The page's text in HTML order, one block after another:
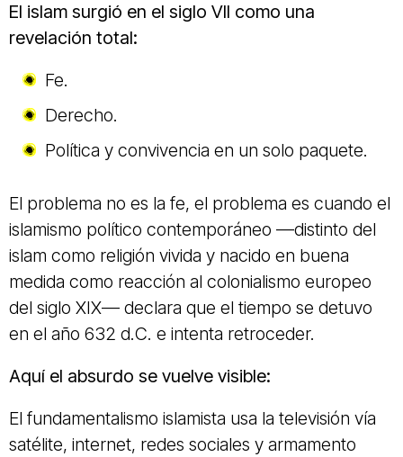
El islam surgió en el siglo VII como una
revelación total:
Fe.
Derecho.
Política y convivencia en un solo paquete.
El problema no es la fe, el problema es cuando el
islamismo político contemporáneo —distinto del
islam como religión vivida y nacido en buena
medida como reacción al colonialismo europeo
del siglo XIX— declara que el tiempo se detuvo
en el año 632 d.C. e intenta retroceder.
Aquí el absurdo se vuelve visible:
El fundamentalismo islamista usa la televisión vía
satélite, internet, redes sociales y armamento